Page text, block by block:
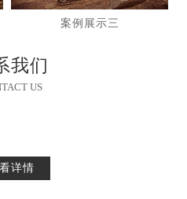
案例展示三
我们
US
详情